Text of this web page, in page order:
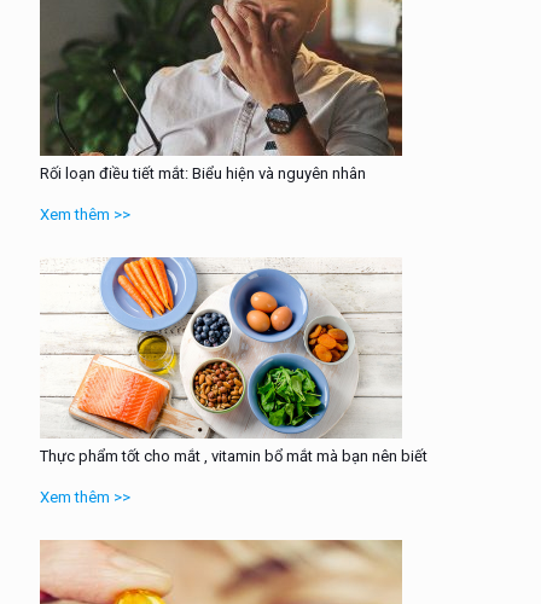
Rối loạn điều tiết mắt: Biểu hiện và nguyên nhân
Xem thêm >>
Thực phẩm tốt cho mắt , vitamin bổ mắt mà bạn nên biết
Xem thêm >>